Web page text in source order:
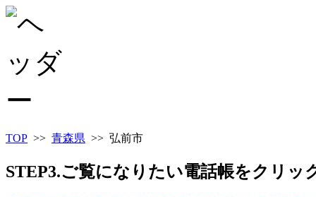
TOP >> 青森県 >> 弘前市
STEP3.ご覧になりたい電話帳をクリッ